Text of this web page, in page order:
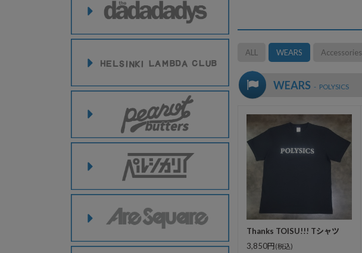
ALL WEARS Accessories
WEARS POLYSICS
Thanks TOISU!!! Tシャツ
3,850円(税込)